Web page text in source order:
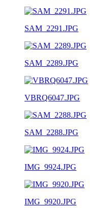
SAM_2291.JPG
SAM_2289.JPG
VBRQ6047.JPG
SAM_2288.JPG
IMG_9924.JPG
IMG_9920.JPG